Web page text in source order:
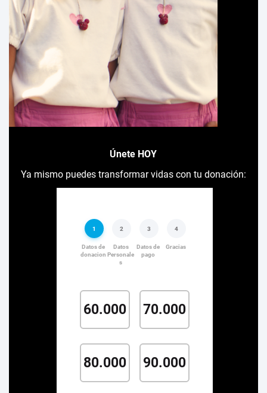
Únete HOY
Ya mismo puedes transformar vidas con tu donación: